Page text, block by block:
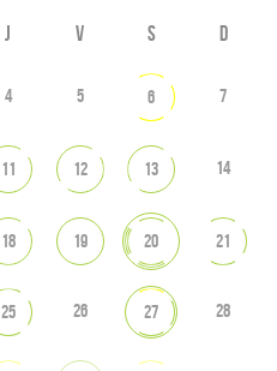
J V S D
4 5 6 7
11 12 13 14
18 19 20 21
25 26 27 28